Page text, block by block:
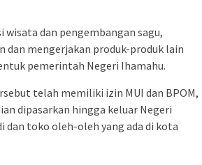
wisata dan pengembangan sagu,
dan mengerjakan produk-produk lain
pemerintah Negeri Ihamahu.
telah memiliki izin MUI dan BPOM,
dipasarkan hingga keluar Negeri
dan toko oleh-oleh yang ada di kota